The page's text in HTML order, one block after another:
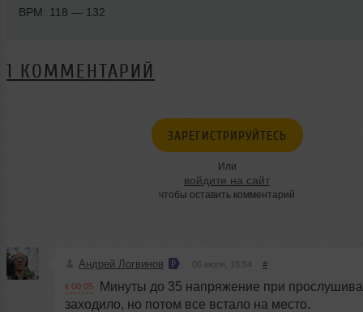
BPM: 118 — 132
1 КОММЕНТАРИЙ
ЗАРЕГИСТРИРУЙТЕСЬ
Или
войдите на сайт
чтобы оставить комментарий
Андрей Логвинов 06 июля, 18:54 #
к 00:05
Минуты до 35 напряжение при
заходило, но потом все встало на место.